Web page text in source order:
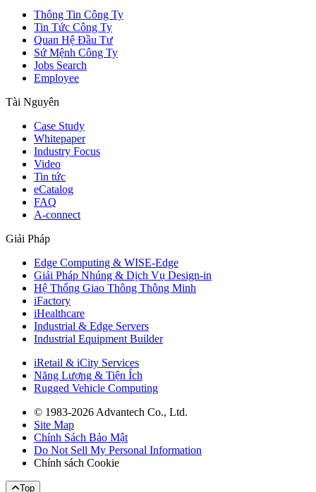
Thông Tin Công Ty
Tin Tức Công Ty
Quan Hệ Đầu Tư
Sứ Mệnh Công Ty
Jobs Search
Employee
Tài Nguyên
Case Study
Whitepaper
Industry Focus
Video
Tin tức
eCatalog
FAQ
A-connect
Giải Pháp
Edge Computing & WISE-Edge
Giải Pháp Nhúng & Dịch Vụ Design-in
Hệ Thống Giao Thông Thông Minh
iFactory
iHealthcare
Industrial & Edge Servers
Industrial Equipment Builder
iRetail & iCity Services
Năng Lượng & Tiện Ích
Rugged Vehicle Computing
© 1983-2026 Advantech Co., Ltd.
Site Map
Chính Sách Bảo Mật
Do Not Sell My Personal Information
Chính sách Cookie
Top